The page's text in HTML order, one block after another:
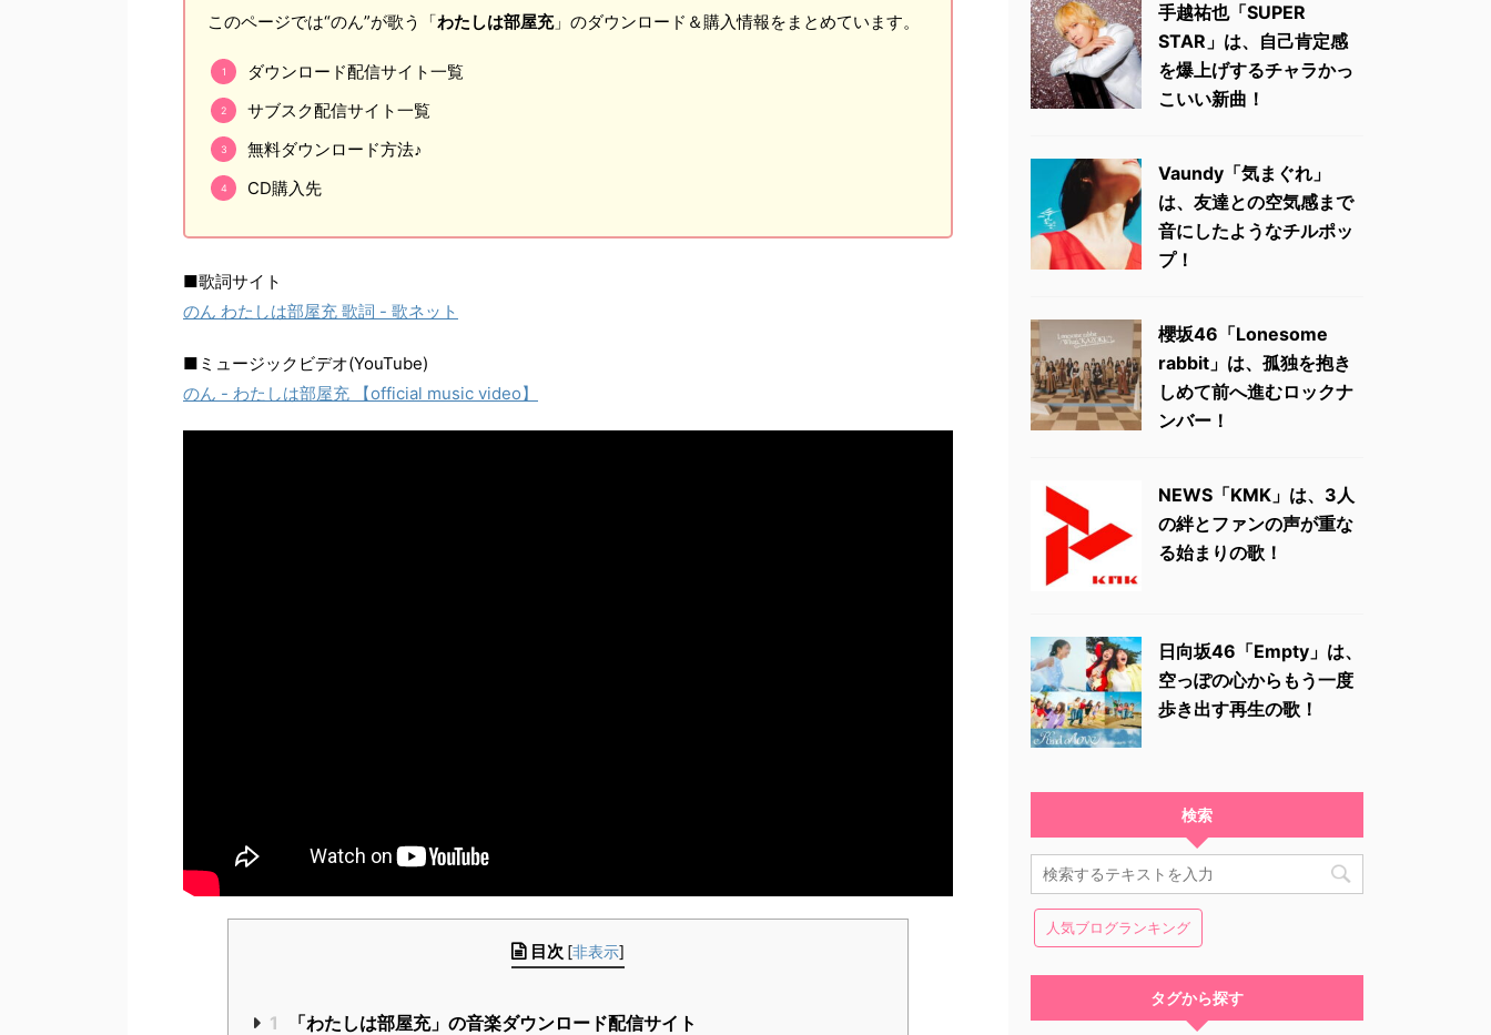
このページでは“のん”が歌う「わたしは部屋充」のダウンロード＆購入情報をまとめています。
ダウンロード配信サイト一覧
サブスク配信サイト一覧
無料ダウンロード方法♪
CD購入先
■歌詞サイト
のん わたしは部屋充 歌詞 - 歌ネット
■ミュージックビデオ(YouTube)
のん - わたしは部屋充 【official music video】
目次 [非表示]
1 「わたしは部屋充」の音楽ダウンロード配信サイト
手越祐也「SUPER
STAR」は、自己肯定感
を爆上げするチャラかっ
こいい新曲！
Vaundy「気まぐれ」
は、友達との空気感まで
音にしたようなチルポッ
プ！
櫻坂46「Lonesome
rabbit」は、孤独を抱き
しめて前へ進むロックナ
ンバー！
NEWS「KMK」は、3人
の絆とファンの声が重な
る始まりの歌！
日向坂46「Empty」は、
空っぽの心からもう一度
歩き出す再生の歌！
検索
人気ブログランキング
タグから探す